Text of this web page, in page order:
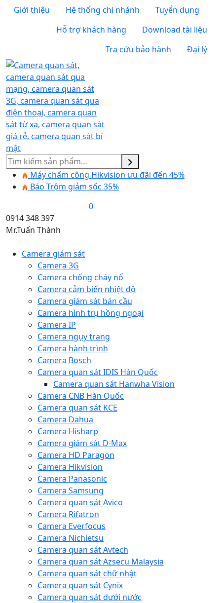
Giới thiệu Hệ thống chi nhánh
Tuyển dụng
Hỗ trợ khách hàng
Download tài liệu
Tra cứu bảo hành
Đại lý
Tìm
kiếm
Máy chấm công Hikvision ưu đãi đến 45%
Báo Trộm giảm sốc 35%
0
0914 348 397
Mr.Tuấn Thành
Camera giám sát
Camera 3G
Camera chống cháy nổ
Camera cảm biến nhiệt độ
Camera giám sát bán cầu
Camera hình trụ hồng ngoại
Camera IP
Camera ngụy trang
Camera hành trình
Camera Bosch
Camera quan sát IDIS Hàn Quốc
Camera quan sát Hanwha Vision
Camera CNB Hàn Quốc
Camera quan sát KCE
Camera Dahua
Camera Hisharp
Camera giám sát D-Max
Camera HD Paragon
Camera Hikvision
Camera Panasonic
Camera Samsung
Camera quan sát Avico
Camera Rifatron
Camera Everfocus
Camera Nichietsu
Camera quan sát Avtech
Camera quan sát Azsecu Malaysia
Camera quan sát chữ nhật
Camera quan sát Cynix
Camera quan sát dưới nước